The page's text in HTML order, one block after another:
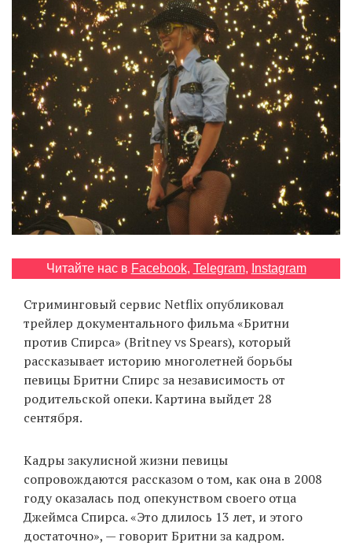
EN
UA
Читайте нас в Facebook, Telegram, Instagram
Стриминговый сервис Netflix опубликовал
трейлер документального фильма «Бритни
против Спирса» (Britney vs Spears), который
рассказывает историю многолетней борьбы
певицы Бритни Спирс за независимость от
родительской опеки. Картина выйдет 28
сентября.
Кадры закулисной жизни певицы
сопровождаются рассказом о том, как она в 2008
году оказалась под опекунством своего отца
Джеймса Спирса. «Это длилось 13 лет, и этого
достаточно», — говорит Бритни за кадром.